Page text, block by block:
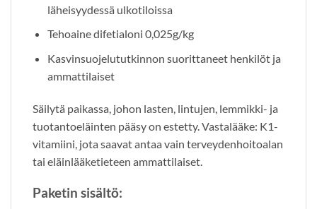
läheisyydessä ulkotiloissa
Tehoaine difetialoni 0,025g/kg
Kasvinsuojelututkinnon suorittaneet henkilöt ja
ammattilaiset
Säilytä paikassa, johon lasten, lintujen, lemmikki- ja
tuotantoeläinten pääsy on estetty. Vastalääke: K1-
vitamiini, jota saavat antaa vain terveydenhoitoalan
tai eläinlääketieteen ammattilaiset.
Paketin sisältö: